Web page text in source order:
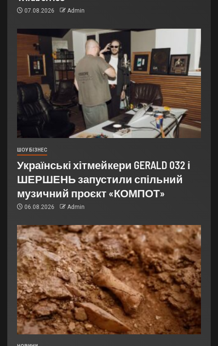
07.08.2026 Admin
ШОУ БІЗНЕС
Українські хітмейкери GERALD 032 і
ШЕРШЕНЬ запустили спільний
музичний проєкт «КОМПОТ»
06.08.2026 Admin